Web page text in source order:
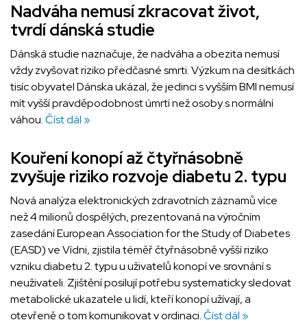
Nadváha nemusí zkracovat život,
tvrdí dánská studie
Dánská studie naznačuje, že nadváha a obezita nemusí
vždy zvyšovat riziko předčasné smrti. Výzkum na desítkách
tisíc obyvatel Dánska ukázal, že jedinci s vyšším BMI nemusí
mít vyšší pravděpodobnost úmrtí než osoby s normální
váhou.Číst dál »
Kouření konopí až čtyřnásobně
zvyšuje riziko rozvoje diabetu 2. typu
Nová analýza elektronických zdravotních záznamů více
než 4 milionů dospělých, prezentovaná na výročním
zasedání European Association for the Study of Diabetes
(EASD) ve Vídni, zjistila téměř čtyřnásobně vyšší riziko
vzniku diabetu 2. typu u uživatelů konopí ve srovnání s
neuživateli. Zjištění posilují potřebu systematicky sledovat
metabolické ukazatele u lidí, kteří konopí užívají, a
otevřeně o tom komunikovat v ordinaci.Číst dál »